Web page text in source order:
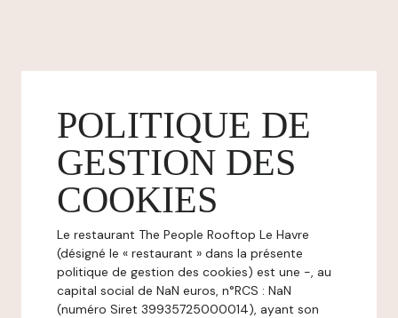
POLITIQUE DE
GESTION DES
COOKIES
Le restaurant The People Rooftop Le Havre
(désigné le « restaurant » dans la présente
politique de gestion des cookies) est une -, au
capital social de NaN euros, n°RCS : NaN
(numéro Siret 39935725000014), ayant son